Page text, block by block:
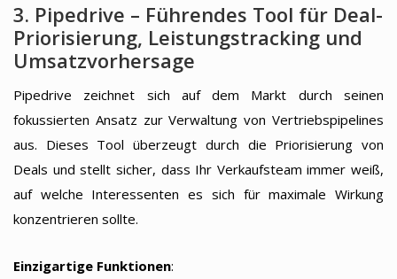
3. Pipedrive – Führendes Tool für Deal-
Priorisierung, Leistungstracking und
Umsatzvorhersage
Pipedrive zeichnet sich auf dem Markt durch seinen
fokussierten Ansatz zur Verwaltung von Vertriebspipelines
aus. Dieses Tool überzeugt durch die Priorisierung von
Deals und stellt sicher, dass Ihr Verkaufsteam immer weiß,
auf welche Interessenten es sich für maximale Wirkung
konzentrieren sollte.
Einzigartige Funktionen: